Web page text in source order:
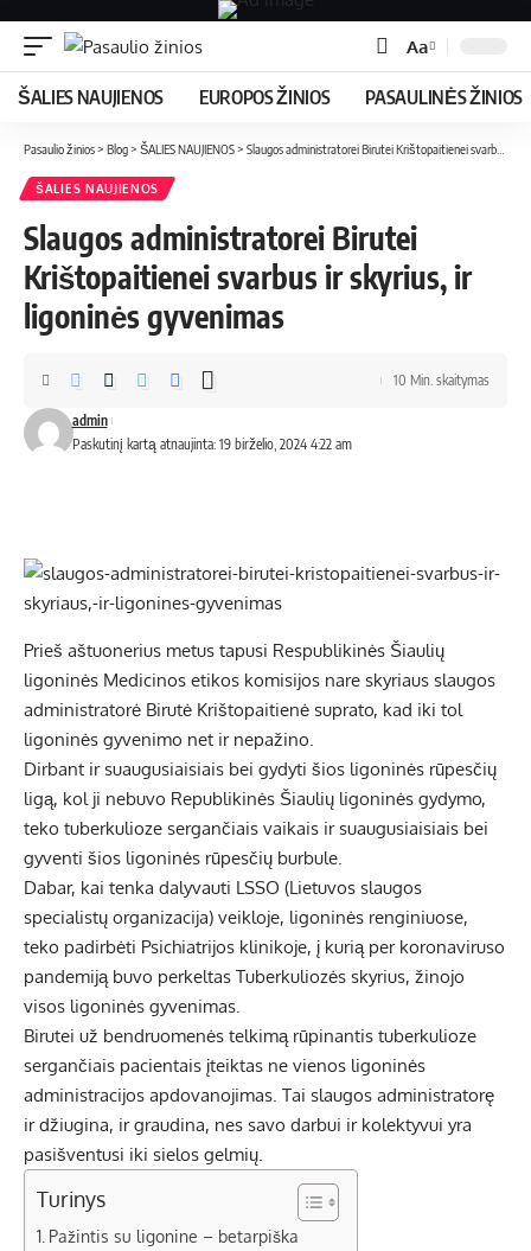
Aa
ŠALIES NAUJIENOS EUROPOS ŽINIOS PASAULINĖS ŽINIOS
Pasaulio žinios> Blog> ŠALIES NAUJIENOS> Slaugos administratorei Birutei Krištopaitienei svarbus ir skyrius, ir ligoninės gyvenimas
ŠALIES NAUJIENOS
Slaugos administratorei Birutei
Krištopaitienei svarbus ir skyrius, ir
ligoninės gyvenimas
Paskutinį kartą atnaujinta: 19 birželio, 2024 4:22 am
admin
10 Min. skaitymas
Prieš aštuonerius metus tapusi Respublikinės Šiaulių
ligoninės Medicinos etikos komisijos nare skyriaus slaugos
administratorė Birutė Krištopaitienė suprato, kad iki tol
ligoninės gyvenimo net ir nepažino.
Dirbant ir suaugusiaisiais bei gydyti šios ligoninės rūpesčių
ligą, kol ji nebuvo Republikinės Šiaulių ligoninės gydymo,
teko tuberkulioze sergančiais vaikais ir suaugusiaisiais bei
gyventi šios ligoninės rūpesčių burbule.
Dabar, kai tenka dalyvauti LSSO (Lietuvos slaugos
specialistų organizacija) veikloje, ligoninės renginiuose,
teko padirbėti Psichiatrijos klinikoje, į kurią per koronaviruso
pandemiją buvo perkeltas Tuberkuliozės skyrius, žinojo
visos ligoninės gyvenimas.
Birutei už bendruomenės telkimą rūpinantis tuberkulioze
sergančiais pacientais įteiktas ne vienos ligoninės
administracijos apdovanojimas. Tai slaugos administratorę
ir džiugina, ir graudina, nes savo darbui ir kolektyvui yra
pasišventusi iki sielos gelmių.
Turinys
Pažintis su ligonine – betarpiška